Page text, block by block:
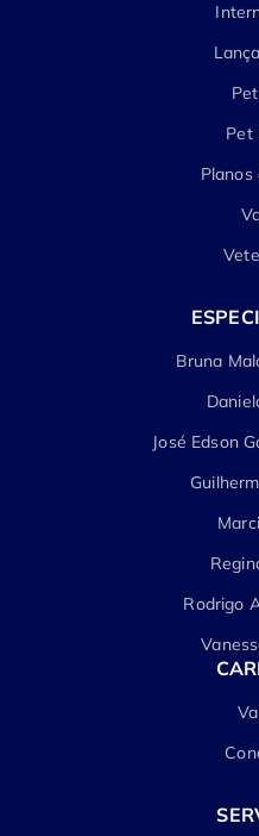
Pet
Planos
Bruna
José Edson
Rodrigo